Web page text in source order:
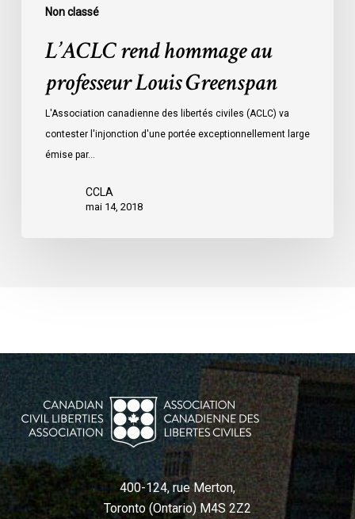
Non classé
L’ACLC rend hommage au
professeur Louis Greenspan
L'Association canadienne des libertés civiles (ACLC) va
contester l'injonction d'une portée exceptionnellement large
émise par…
CCLA
mai 14, 2018
400-124, rue Merton,
Toronto (Ontario) M4S 2Z2